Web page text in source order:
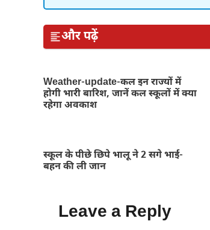
और पढ़ें
Weather-update-कल इन राज्यों में
होगी भारी बारिश, जानें कल स्कूलों में क्या
रहेगा अवकाश
स्कूल के पीछे छिपे भालू ने 2 सगे भाई-
बहन की ली जान
Leave a Reply